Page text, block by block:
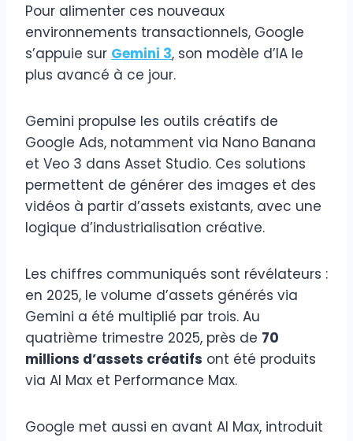
Pour alimenter ces nouveaux
environnements transactionnels, Google
s’appuie sur Gemini 3, son modèle d’IA le
plus avancé à ce jour.
Gemini propulse les outils créatifs de
Google Ads, notamment via Nano Banana
et Veo 3 dans Asset Studio. Ces solutions
permettent de générer des images et des
vidéos à partir d’assets existants, avec une
logique d’industrialisation créative.
Les chiffres communiqués sont révélateurs :
en 2025, le volume d’assets générés via
Gemini a été multiplié par trois. Au
quatrième trimestre 2025, près de 70
millions d’assets créatifs ont été produits
via AI Max et Performance Max.
Google met aussi en avant AI Max, introduit